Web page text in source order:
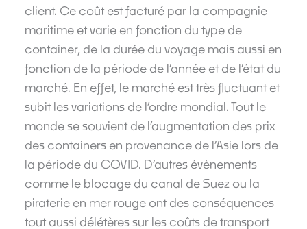
client. Ce coût est facturé par la compagnie
maritime et varie en fonction du type de
container, de la durée du voyage mais aussi en
fonction de la période de l’année et de l’état du
marché. En effet, le marché est très fluctuant et
subit les variations de l’ordre mondial. Tout le
monde se souvient de l’augmentation des prix
des containers en provenance de l’Asie lors de
la période du COVID. D’autres évènements
comme le blocage du canal de Suez ou la
piraterie en mer rouge ont des conséquences
tout aussi délétères sur les coûts de transport